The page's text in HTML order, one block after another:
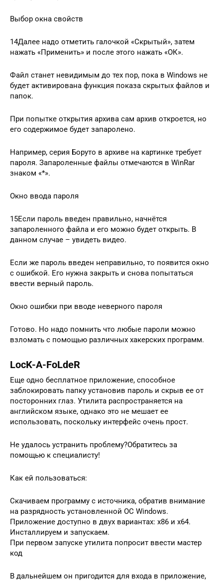
Выбор окна свойств
14Далее надо отметить галочкой «Скрытый», затем
нажать «Применить» и после этого нажать «ОК».
Файл станет невидимым до тех пор, пока в Windows не
будет активирована функция показа скрытых файлов и
папок.
При попытке открытия архива сам архив откроется, но
его содержимое будет запаролено.
Например, серия Боруто в архиве на картинке требует
пароля. Запароленные файлы отмечаются в WinRar
знаком «*».
Окно ввода пароля
15Если пароль введен правильно, начнётся
запароленного файла и его можно будет открыть. В
данном случае – увидеть видео.
Если же пароль введен неправильно, то появится окно
с ошибкой. Его нужна закрыть и снова попытаться
ввести верный пароль.
Окно ошибки при вводе неверного пароля
Готово. Но надо помнить что любые пароли можно
взломать с помощью различных хакерских программ.
LocK-A-FoLdeR
Еще одно бесплатное приложение, способное
заблокировать папку установив пароль и скрыв ее от
посторонних глаз. Утилита распространяется на
английском языке, однако это не мешает ее
использовать, поскольку интерфейс очень прост.
Не удалось устранить проблему?Обратитесь за
помощью к специалисту!
Как ей пользоваться:
Скачиваем программу с источника, обратив внимание
на разрядность установленной ОС Windows.
Приложение доступно в двух вариантах: x86 и x64.
Инсталлируем и запускаем.
При первом запуске утилита попросит ввести мастер
код
В дальнейшем он пригодится для входа в приложение,